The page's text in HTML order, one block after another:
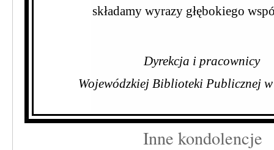
składamy wyrazy głębokiego
Dyrekcja i pracownicy
Wojewódzkiej Biblioteki Publicznej
Inne kondolencje